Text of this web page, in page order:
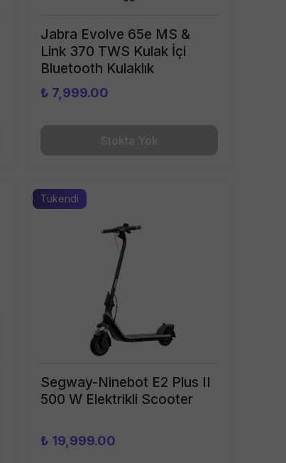
Jabra Evolve 65e MS &
Link 370 TWS Kulak İçi
Bluetooth Kulaklık
₺ 7,999.00
Stokta Yok
Segway-Ninebot E2 Plus II
500 W Elektrikli Scooter
Tükendi
₺ 19,999.00